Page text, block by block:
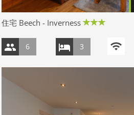
住宅 Beech - Inverness
6 3